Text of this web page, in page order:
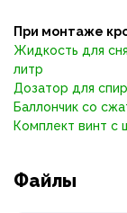
При монтаже
Жидкость для
литр
Дозатор для
Баллончик со
Комплект винт с
Файлы